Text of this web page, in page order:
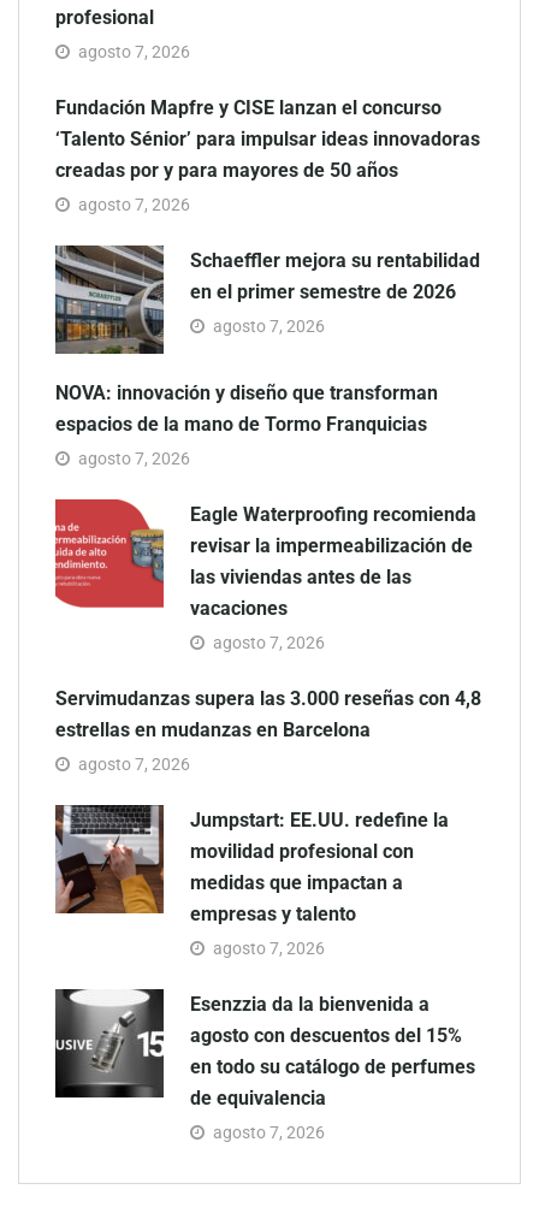
profesional
agosto 7, 2026
Fundación Mapfre y CISE lanzan el concurso
‘Talento Sénior’ para impulsar ideas innovadoras
creadas por y para mayores de 50 años
agosto 7, 2026
Schaeffler mejora su rentabilidad
en el primer semestre de 2026
agosto 7, 2026
NOVA: innovación y diseño que transforman
espacios de la mano de Tormo Franquicias
agosto 7, 2026
Eagle Waterproofing recomienda
revisar la impermeabilización de
las viviendas antes de las
vacaciones
agosto 7, 2026
Servimudanzas supera las 3.000 reseñas con 4,8
estrellas en mudanzas en Barcelona
agosto 7, 2026
Jumpstart: EE.UU. redefine la
movilidad profesional con
medidas que impactan a
empresas y talento
agosto 7, 2026
Esenzzia da la bienvenida a
agosto con descuentos del 15%
en todo su catálogo de perfumes
de equivalencia
agosto 7, 2026